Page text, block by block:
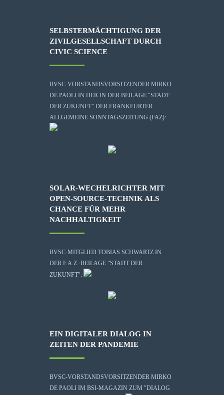
SELBSTERMÄCHTIGUNG DER
ZIVILGESELLSCHAFT DURCH
CIVIC SCIENCE
BVSC-VORSTANDSVORSITZENDER MIRKO
DE PAOLI IN DER IN DER BEILAGE "STADT
DER ZUKUNFT" DER FRANKFURTER
ALLGEMEINE SONNTAGSZEITUNG (FAZ):
SOLAR-WECHELRICHTER MIT
OPEN-SOURCE-TECHNIK ALS
CHANCE FÜR MEHR
NACHHALTIGKEIT
BVSC-MITGLIED TOBIAS SCHWARTZ IN
DER F.A.Z.-BEILAGE "STADT DER
ZUKUNFT":
EIN DIGITALER DIALOG IN
ZEITEN DER PANDEMIE
BVSC-VORSTANDSVORSITZENDER MIRKO
DE PAOLI IM BSI-MAGAZIN ZUM "DIALOG